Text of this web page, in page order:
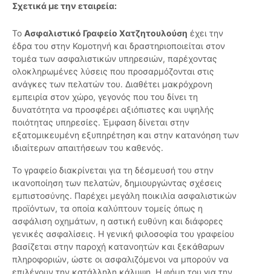
Σχετικά με την εταιρεία:
Το Ασφαλιστικό Γραφείο Χατζητουλούση έχει την
έδρα του στην Κομοτηνή και δραστηριοποιείται στον
τομέα των ασφαλιστικών υπηρεσιών, παρέχοντας
ολοκληρωμένες λύσεις που προσαρμόζονται στις
ανάγκες των πελατών του. Διαθέτει μακρόχρονη
εμπειρία στον χώρο, γεγονός που του δίνει τη
δυνατότητα να προσφέρει αξιόπιστες και υψηλής
ποιότητας υπηρεσίες. Έμφαση δίνεται στην
εξατομικευμένη εξυπηρέτηση και στην κατανόηση των
ιδιαίτερων απαιτήσεων του καθενός.
Το γραφείο διακρίνεται για τη δέσμευσή του στην
ικανοποίηση των πελατών, δημιουργώντας σχέσεις
εμπιστοσύνης. Παρέχει μεγάλη ποικιλία ασφαλιστικών
προϊόντων, τα οποία καλύπτουν τομείς όπως η
ασφάλιση οχημάτων, η αστική ευθύνη και διάφορες
γενικές ασφαλίσεις. Η γενική φιλοσοφία του γραφείου
βασίζεται στην παροχή κατανοητών και ξεκάθαρων
πληροφοριών, ώστε οι ασφαλιζόμενοι να μπορούν να
επιλέγουν την κατάλληλη κάλυψη. Η φήμη του για την